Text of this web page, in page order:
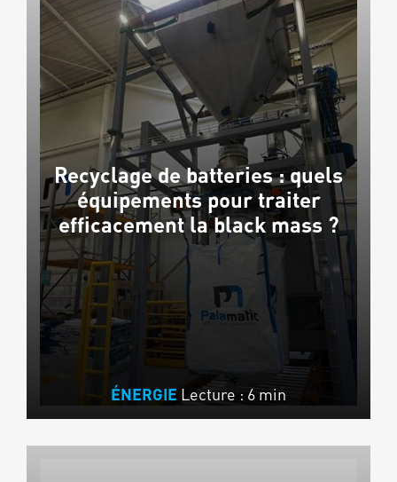
Recyclage de batteries : quels
équipements pour traiter
efficacement la black mass ?
ÉNERGIE Lecture : 6 min